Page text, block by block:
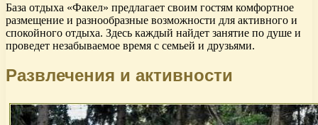
База отдыха «Факел» предлагает своим гостям комфортное
размещение и разнообразные возможности для активного и
спокойного отдыха. Здесь каждый найдет занятие по душе и
проведет незабываемое время с семьей и друзьями.
Развлечения и активности